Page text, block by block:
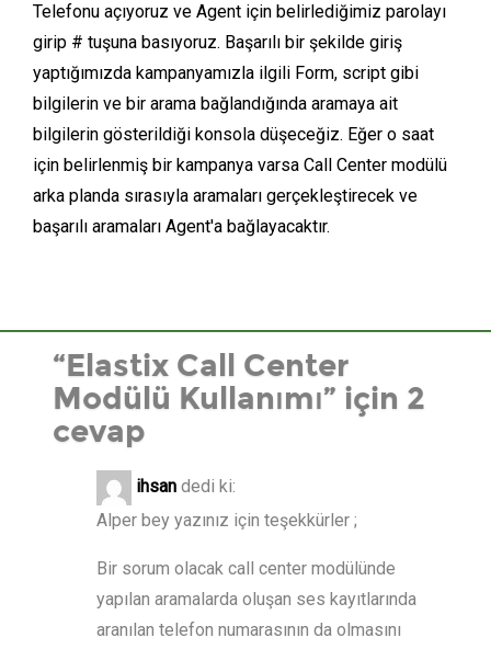
Telefonu açıyoruz ve Agent için belirlediğimiz parolayı
girip # tuşuna basıyoruz. Başarılı bir şekilde giriş
yaptığımızda kampanyamızla ilgili Form, script gibi
bilgilerin ve bir arama bağlandığında aramaya ait
bilgilerin gösterildiği konsola düşeceğiz. Eğer o saat
için belirlenmiş bir kampanya varsa Call Center modülü
arka planda sırasıyla aramaları gerçekleştirecek ve
başarılı aramaları Agent'a bağlayacaktır.
“Elastix Call Center
Modülü Kullanımı” için 2
cevap
ihsan dedi ki:
Alper bey yazınız için teşekkürler ;
Bir sorum olacak call center modülünde
yapılan aramalarda oluşan ses kayıtlarında
aranılan telefon numarasının da olmasını